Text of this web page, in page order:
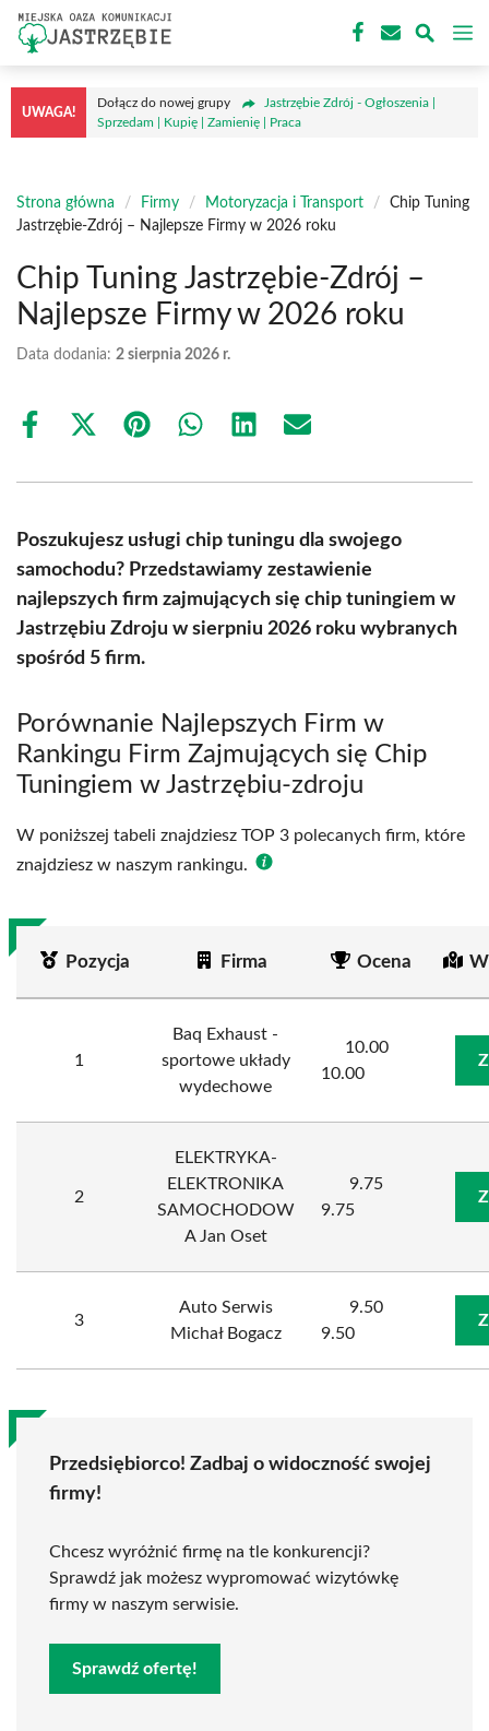
Przejdź
treści
UWAGA!
Dołącz do nowej grupy
Jastrzębie Zdrój - Ogłoszenia |
Sprzedam | Kupię | Zamienię | Praca
Strona główna / Firmy / Motoryzacja i Transport /
Chip Tuning
Jastrzębie-Zdrój – Najlepsze Firmy w 2026 roku
Chip Tuning Jastrzębie-Zdrój –
Najlepsze Firmy w 2026 roku
Data dodania: 2 sierpnia 2026 r.
Share
Share
(Twitter)
Share Share Share Share
Poszukujesz usługi chip tuningu dla swojego
samochodu? Przedstawiamy zestawienie
najlepszych firm zajmujących się chip tuningiem w
Jastrzębiu Zdroju w sierpniu 2026 roku wybranych
spośród 5 firm.
Porównanie Najlepszych Firm w
Rankingu Firm Zajmujących się Chip
Tuningiem w Jastrzębiu-zdroju
W poniższej tabeli znajdziesz TOP 3 polecanych firm, które
znajdziesz w naszym rankingu.
Pozycja Firma Ocena
1
Baq Exhaust -
sportowe układy
wydechowe
10.00
10.00
2
ELEKTRYKA-
ELEKTRONIKA
SAMOCHODOW
A Jan Oset
9.75
9.75
3
Auto Serwis
Michał Bogacz
9.50
9.50
Przedsiębiorco! Zadbaj o widoczność swojej
firmy!
Chcesz wyróżnić firmę na tle konkurencji?
Sprawdź jak możesz wypromować wizytówkę
firmy w naszym serwisie.
Sprawdź ofertę!